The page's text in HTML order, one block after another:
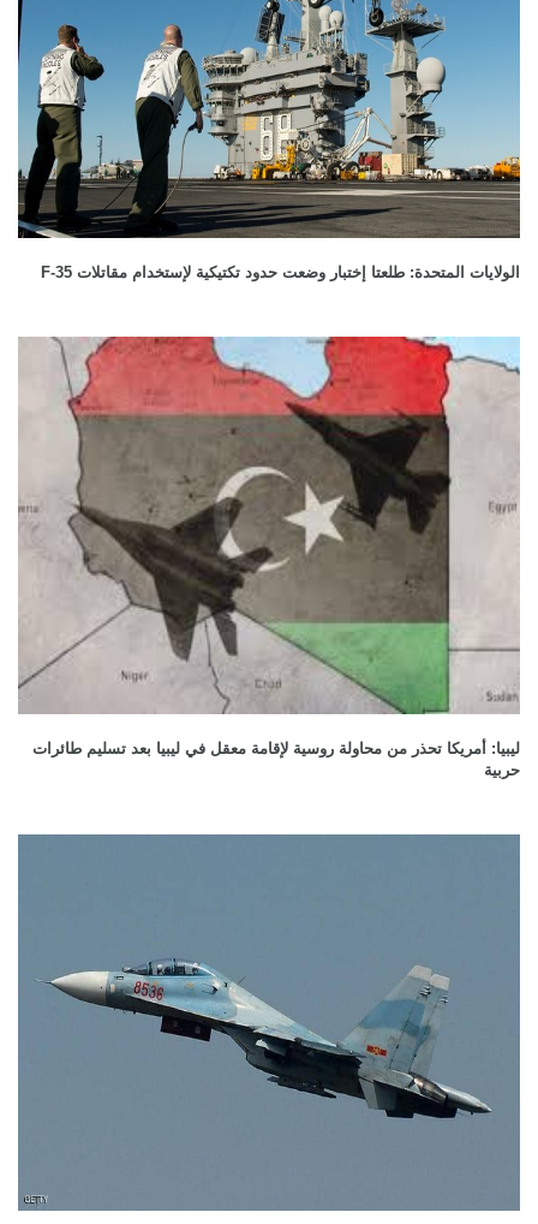
الولايات المتحدة: طلعتا إختبار وضعت حدود تكتيكية لإستخدام مقاتلات F-35
ليبيا: أمريكا تحذر من محاولة روسية لإقامة معقل في ليبيا بعد تسليم طائرات
حربية